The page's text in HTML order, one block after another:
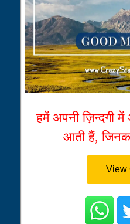
हमें अपनी ज़िन्दगी
आती हैं,
View